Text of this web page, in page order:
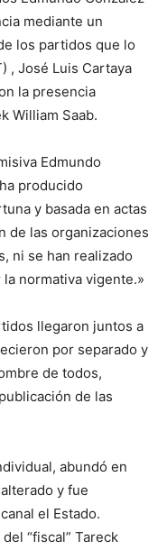
mediante un
los partidos que lo
, José Luis Cartaya
la presencia
William Saab.
Edmundo
producido
y basada en actas
de las organizaciones
ni se han realizado
normativa vigente.»
llegaron juntos a
por separado y
de todos,
de las
abundó en
y fue
el Estado.
“fiscal” Tareck